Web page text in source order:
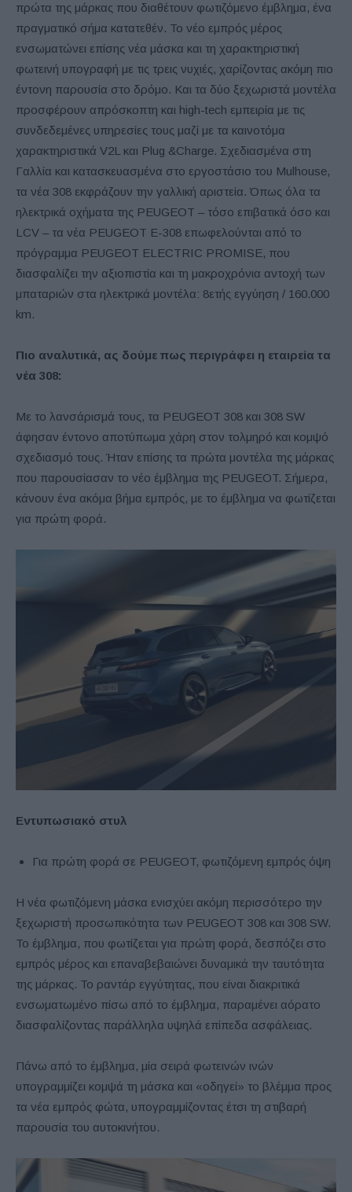
πρώτα της μάρκας που διαθέτουν φωτιζόμενο έμβλημα, ένα
πραγματικό σήμα κατατεθέν. Το νέο εμπρός μέρος
ενσωματώνει επίσης νέα μάσκα και τη χαρακτηριστική
φωτεινή υπογραφή με τις τρεις νυχιές, χαρίζοντας ακόμη πιο
έντονη παρουσία στο δρόμο. Και τα δύο ξεχωριστά μοντέλα
προσφέρουν απρόσκοπτη και high-tech εμπειρία με τις
συνδεδεμένες υπηρεσίες τους μαζί με τα καινοτόμα
χαρακτηριστικά V2L και Plug &Charge. Σχεδιασμένα στη
Γαλλία και κατασκευασμένα στο εργοστάσιο του Mulhouse,
τα νέα 308 εκφράζουν την γαλλική αριστεία. Όπως όλα τα
ηλεκτρικά οχήματα της PEUGEOT – τόσο επιβατικά όσο και
LCV – τα νέα PEUGEOT Ε-308 επωφελούνται από το
πρόγραμμα PEUGEOT ELECTRIC PROMISE, που
διασφαλίζει την αξιοπιστία και τη μακροχρόνια αντοχή των
μπαταριών στα ηλεκτρικά μοντέλα: 8ετής εγγύηση / 160.000
km.
Πιο αναλυτικά, ας δούμε πως περιγράφει η εταιρεία τα
νέα 308:
Με το λανσάρισμά τους, τα PEUGEOT 308 και 308 SW
άφησαν έντονο αποτύπωμα χάρη στον τολμηρό και κομψό
σχεδιασμό τους. Ήταν επίσης τα πρώτα μοντέλα της μάρκας
που παρουσίασαν το νέο έμβλημα της PEUGEOT. Σήμερα,
κάνουν ένα ακόμα βήμα εμπρός, με το έμβλημα να φωτίζεται
για πρώτη φορά.
Εντυπωσιακό στυλ
Για πρώτη φορά σε PEUGEOT, φωτιζόμενη εμπρός όψη
Η νέα φωτιζόμενη μάσκα ενισχύει ακόμη περισσότερο την
ξεχωριστή προσωπικότητα των PEUGEOT 308 και 308 SW.
Το έμβλημα, που φωτίζεται για πρώτη φορά, δεσπόζει στο
εμπρός μέρος και επαναβεβαιώνει δυναμικά την ταυτότητα
της μάρκας. Το ραντάρ εγγύτητας, που είναι διακριτικά
ενσωματωμένο πίσω από το έμβλημα, παραμένει αόρατο
διασφαλίζοντας παράλληλα υψηλά επίπεδα ασφάλειας.
Πάνω από το έμβλημα, μία σειρά φωτεινών ινών
υπογραμμίζει κομψά τη μάσκα και «οδηγεί» το βλέμμα προς
τα νέα εμπρός φώτα, υπογραμμίζοντας έτσι τη στιβαρή
παρουσία του αυτοκινήτου.